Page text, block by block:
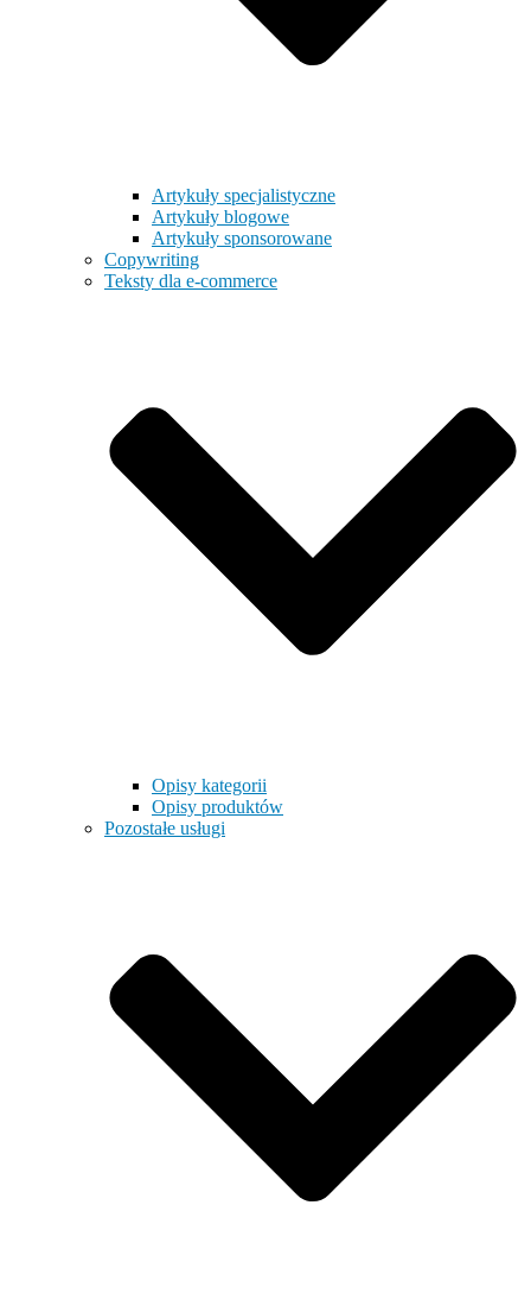
Artykuły specjalistyczne
Artykuły blogowe
Artykuły sponsorowane
Copywriting
Teksty dla e-commerce
Opisy kategorii
Opisy produktów
Pozostałe usługi